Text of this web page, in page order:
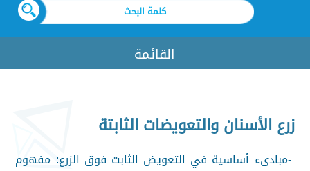
القائمة
زرع الأسنان والتعويضات الثابتة
-مبادىء أساسية في التعويض الثابت فوق الزرع: مفهوم